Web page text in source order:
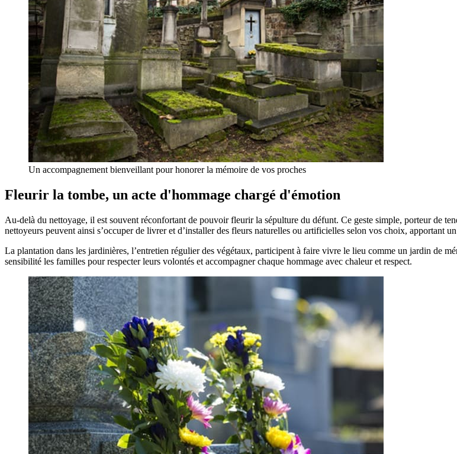
Un accompagnement bienveillant pour honorer la mémoire de vos proches
Fleurir la tombe, un acte d'hommage chargé d'émotion
Au-delà du nettoyage, il est souvent réconfortant de pouvoir fleurir la sépulture du défunt. Ce geste simple, porteur de
nettoyeurs peuvent ainsi s’occuper de livrer et d’installer des fleurs naturelles ou artificielles selon vos choix, apportant
La plantation dans les jardinières, l’entretien régulier des végétaux, participent à faire vivre le lieu comme un jardin de
sensibilité les familles pour respecter leurs volontés et accompagner chaque hommage avec chaleur et respect.